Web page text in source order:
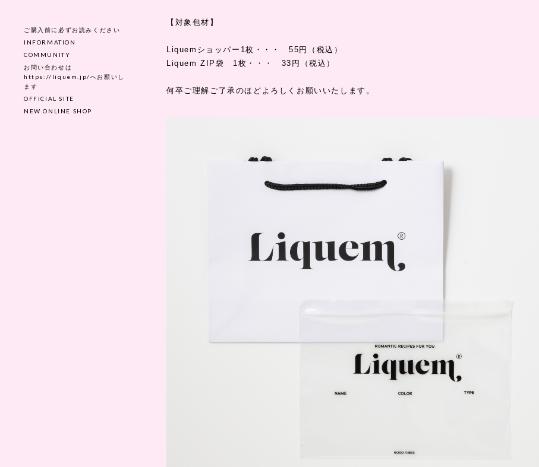
ご購入前に必ずお読みください
INFORMATION
COMMUNITY
お問い合わせは
https://liquem.jp/へお願いし
ます
OFFICIAL SITE
NEW ONLINE SHOP
【対象包材】
Liquemショッパー1枚・・・ 55円（税込）
Liquem ZIP袋 1枚・・・ 33円（税込）
何卒ご理解ご了承のほどよろしくお願いいたします。